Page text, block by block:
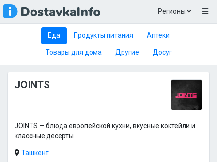
Регионы
Еда Продукты питания Аптеки
Товары для дома Другие Досуг
JOINTS
JOINTS — блюда европейской кухни, вкусные коктейли и
классные десерты
Ташкент